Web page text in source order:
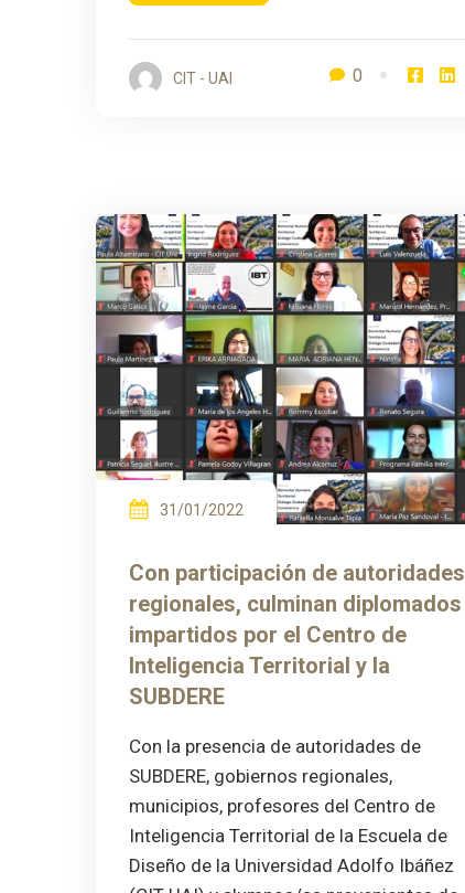
CIT - UAI 0
31/01/2022
Con participación de autoridades
regionales, culminan diplomados
impartidos por el Centro de
Inteligencia Territorial y la
SUBDERE
Con la presencia de autoridades de
SUBDERE, gobiernos regionales,
municipios, profesores del Centro de
Inteligencia Territorial de la Escuela de
Diseño de la Universidad Adolfo Ibáñez